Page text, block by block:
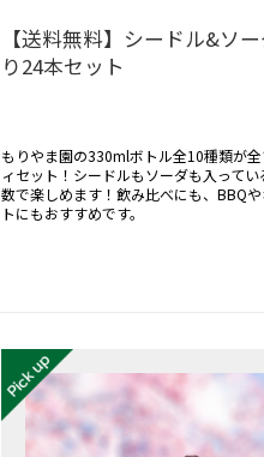
【送料無料】シードル&ソ
り24本セット
もりやま園の330mlボトル全10種類が
ィセット！シードルもソーダも入って
数で楽しめます！飲み比べにも、BBQ
トにもおすすめです。